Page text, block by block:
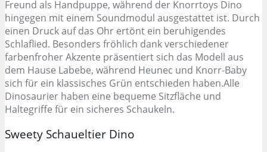
Freund als Handpuppe, während der Knorrtoys Dino
hingegen mit einem Soundmodul ausgestattet ist. Durch
einen Druck auf das Ohr ertönt ein beruhigendes
Schlaflied. Besonders fröhlich dank verschiedener
farbenfroher Akzente präsentiert sich das Modell aus
dem Hause Labebe, während Heunec und Knorr-Baby
sich für ein klassisches Grün entschieden haben.Alle
Dinosaurier haben eine bequeme Sitzfläche und
Haltegriffe für ein sicheres Schaukeln.
Sweety Schaueltier Dino